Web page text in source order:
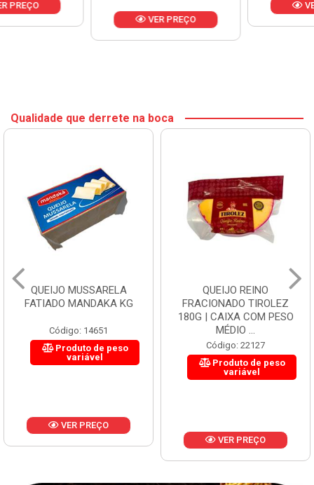
Qualidade que derrete na boca
QUEIJO REINO
FRACIONADO TIROLEZ
MÉDIO ...
Código: 22127
Produto de peso
QUEIJO MUSSARELA BOM
PALADAR KG
Código: 21338
Produto de peso
variável